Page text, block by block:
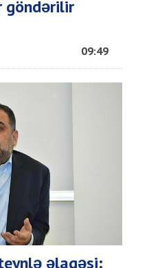
göndərilir
09:49
əlaqəsi: